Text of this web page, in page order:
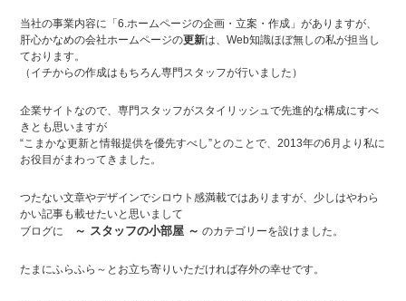
当社の事業内容に「6.ホームページの企画・立案・作成」がありますが、
肝心かなめの会社ホームページの更新は、Web知識ほぼ無しの私が担当し
ております。
（イチからの作成はもちろん専門スタッフが行いました）
企業サイトなので、専門スタッフがスタイリッシュで先進的な構成にすべ
きとも思いますが
“こまかな更新と情報提供を優先すべし”とのことで、2013年の6月より私に
お役目がまわってきました。
つたない文章やデザインでシロウト感満載ではありますが、少しはやわら
かい記事も載せたいと思いまして
ブログに
～ スタッフの小部屋 ～ のカテゴリーを設けました。
たまにふらふら～とお立ち寄りいただければ存外の幸せです。